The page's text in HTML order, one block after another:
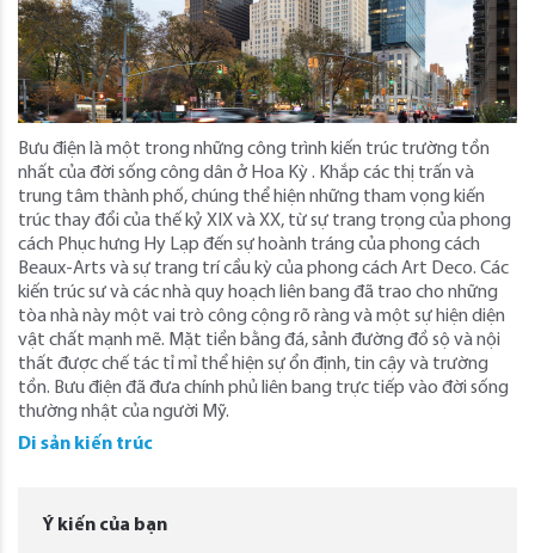
Bưu điện là một trong những công trình kiến ​​trúc trường tồn
nhất của đời sống công dân ở Hoa Kỳ . Khắp các thị trấn và
trung tâm thành phố, chúng thể hiện những tham vọng kiến ​​
trúc thay đổi của thế kỷ XIX và XX, từ sự trang trọng của phong
cách Phục hưng Hy Lạp đến sự hoành tráng của phong cách
Beaux-Arts và sự trang trí cầu kỳ của phong cách Art Deco. Các
kiến ​​trúc sư và các nhà quy hoạch liên bang đã trao cho những
tòa nhà này một vai trò công cộng rõ ràng và một sự hiện diện
vật chất mạnh mẽ. Mặt tiền bằng đá, sảnh đường đồ sộ và nội
thất được chế tác tỉ mỉ thể hiện sự ổn định, tin cậy và trường
tồn. Bưu điện đã đưa chính phủ liên bang trực tiếp vào đời sống
thường nhật của người Mỹ.
Di sản kiến trúc
Ý kiến của bạn